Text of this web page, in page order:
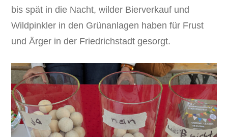
bis spät in die Nacht, wilder Bierverkauf und
Wildpinkler in den Grünanlagen haben für Frust
und Ärger in der Friedrichstadt gesorgt.